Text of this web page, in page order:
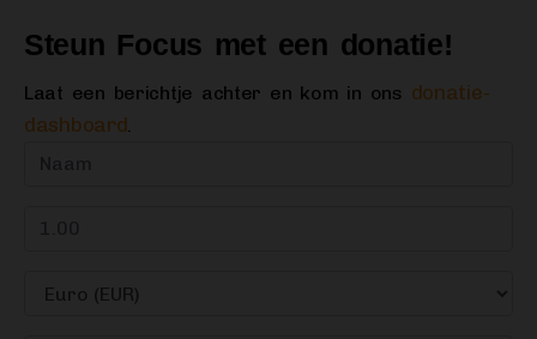
Steun Focus met een donatie!
Laat een berichtje achter en kom in ons donatie-
dashboard.